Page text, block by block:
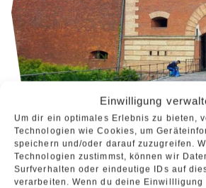
Einwilligung
Um dir ein optimales Erlebnis zu bieten,
Technologien wie Cookies, um
speichern und/oder darauf zuzugreifen.
Technologien zustimmst, können wir
Surfverhalten oder eindeutige IDs auf
verarbeiten. Wenn du deine